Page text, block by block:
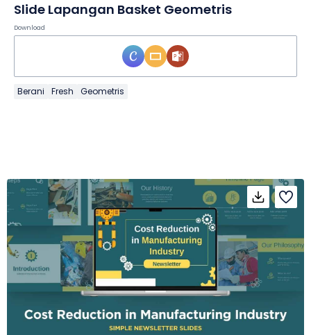
Slide Lapangan Basket Geometris
Download
Berani Fresh Geometris